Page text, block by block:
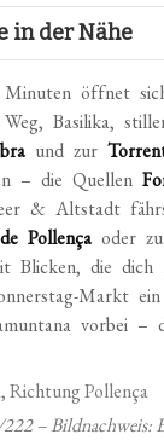
in der Nähe
öffnet
Weg, Basilika,
und zur
– die Quellen
& Altstadt
Pollençaoder
Blicken, die dich
Markt
vorbei
–